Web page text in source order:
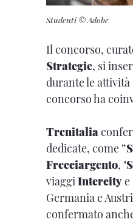
Studenti © Adobe
Il concorso,
Strategie, si
durante le attività
concorso ha
Trenitalia
dedicate, come “
Frecciargento, "
viaggi Intercitye
Germania e
confermato